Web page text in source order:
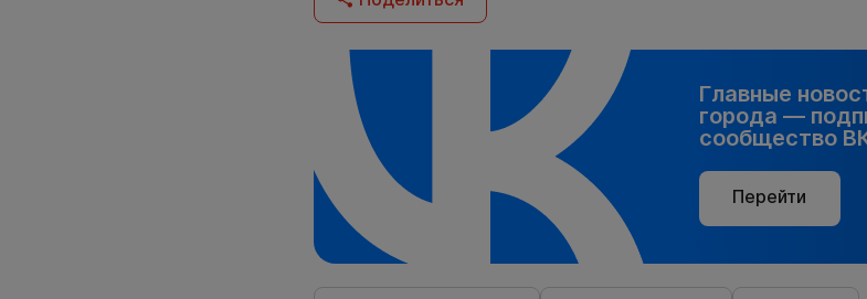
Главные
города —
сообщество
Перейти